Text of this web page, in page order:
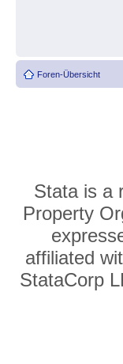
Foren-Übersicht
Stata is a
Property
affiliated
StataCorp